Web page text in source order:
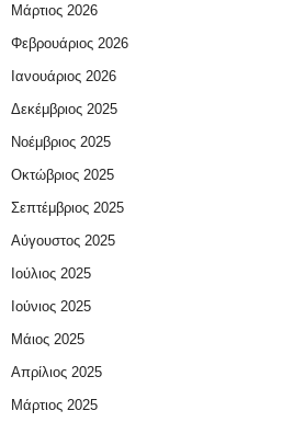
Μάρτιος 2026
Φεβρουάριος 2026
Ιανουάριος 2026
Δεκέμβριος 2025
Νοέμβριος 2025
Οκτώβριος 2025
Σεπτέμβριος 2025
Αύγουστος 2025
Ιούλιος 2025
Ιούνιος 2025
Μάιος 2025
Απρίλιος 2025
Μάρτιος 2025